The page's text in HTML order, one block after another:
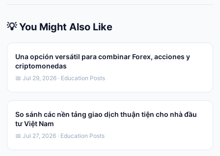
💡 You Might Also Like
Una opción versátil para combinar Forex, acciones y
criptomonedas
📅 Jul 29, 2026 · Education Posts
So sánh các nền tảng giao dịch thuận tiện cho nhà đầu
tư Việt Nam
📅 Jul 27, 2026 · Education Posts